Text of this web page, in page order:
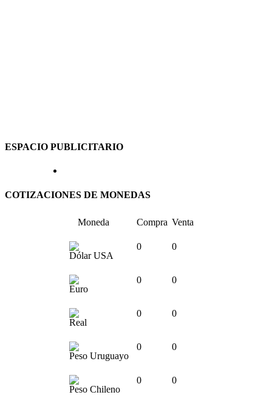
ESPACIO PUBLICITARIO
COTIZACIONES DE MONEDAS
Moneda Compra Venta
Dólar USA
0 0
Euro
0 0
Real
0 0
Peso Uruguayo
0 0
Peso Chileno
0 0